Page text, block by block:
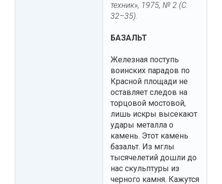
техник», 1975, № 2 (С.
32–35).
БАЗАЛЬТ
Железная поступь
воинских парадов по
Красной площади не
оставляет следов на
торцовой мостовой,
лишь искры высекают
удары металла о
камень. Этот камень
базальт. Из мглы
тысячелетий дошли до
нас скульптуры из
черного камня. Кажутся